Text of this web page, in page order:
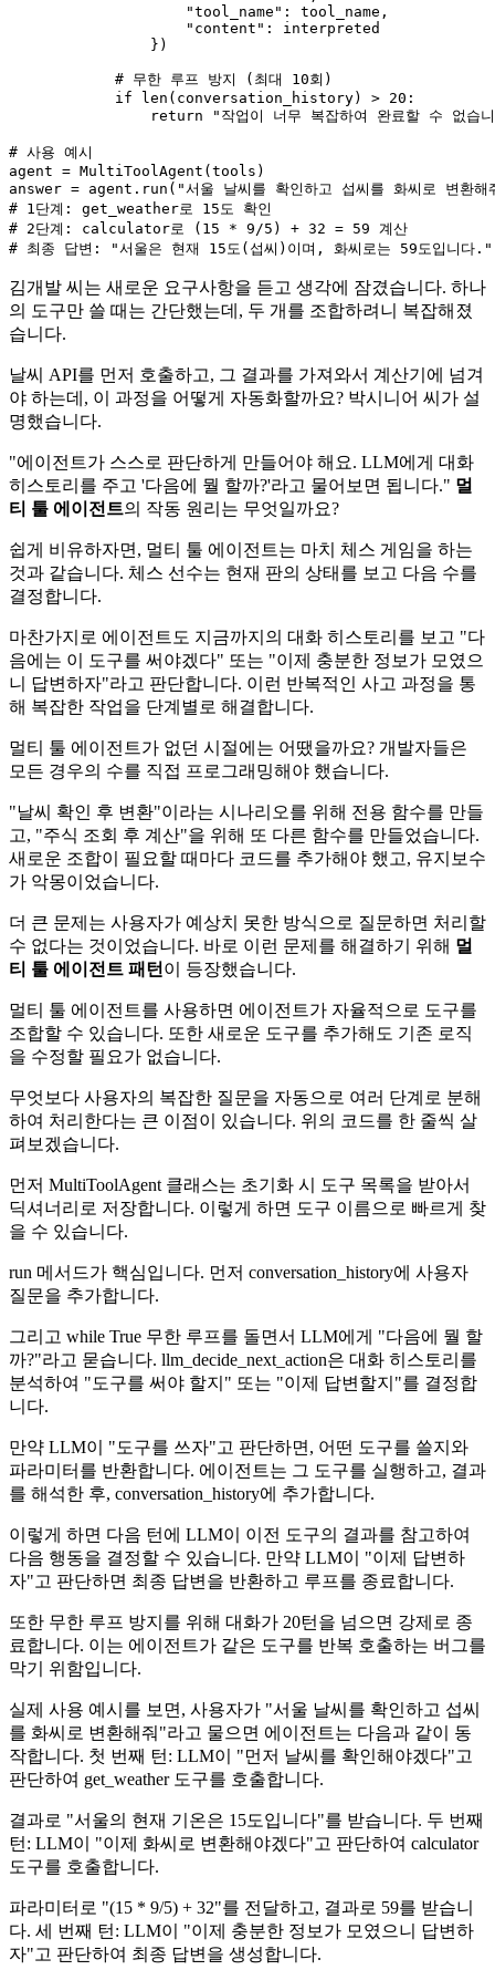
"tool_name" : tool_name,
"content" : interpreted
                })
# 무한 루프 방지 (최대 10회)
if
len (conversation_history) > 20 :
return
"작업이 너무 복잡하여 완료할 수 없습
# 사용 예시
agent = MultiToolAgent(tools)
answer = agent.run( "서울 날씨를 확인하고 섭씨를 화씨로 변환해
# 1단계: get_weather로 15도 확인
# 2단계: calculator로 (15 * 9/5) + 32 = 59 계산
# 최종 답변: "서울은 현재 15도(섭씨)이며, 화씨로는 59도입니다."
김개발 씨는 새로운 요구사항을 듣고 생각에 잠겼습니다. 하나
의 도구만 쓸 때는 간단했는데, 두 개를 조합하려니 복잡해졌
습니다.
날씨 API를 먼저 호출하고, 그 결과를 가져와서 계산기에 넘겨
야 하는데, 이 과정을 어떻게 자동화할까요? 박시니어 씨가 설
명했습니다.
"에이전트가 스스로 판단하게 만들어야 해요. LLM에게 대화
히스토리를 주고 '다음에 뭘 할까?'라고 물어보면 됩니다." 멀
티 툴 에이전트의 작동 원리는 무엇일까요?
쉽게 비유하자면, 멀티 툴 에이전트는 마치 체스 게임을 하는
것과 같습니다. 체스 선수는 현재 판의 상태를 보고 다음 수를
결정합니다.
마찬가지로 에이전트도 지금까지의 대화 히스토리를 보고 "다
음에는 이 도구를 써야겠다" 또는 "이제 충분한 정보가 모였으
니 답변하자"라고 판단합니다. 이런 반복적인 사고 과정을 통
해 복잡한 작업을 단계별로 해결합니다.
멀티 툴 에이전트가 없던 시절에는 어땠을까요? 개발자들은
모든 경우의 수를 직접 프로그래밍해야 했습니다.
"날씨 확인 후 변환"이라는 시나리오를 위해 전용 함수를 만들
고, "주식 조회 후 계산"을 위해 또 다른 함수를 만들었습니다.
새로운 조합이 필요할 때마다 코드를 추가해야 했고, 유지보수
가 악몽이었습니다.
더 큰 문제는 사용자가 예상치 못한 방식으로 질문하면 처리할
수 없다는 것이었습니다. 바로 이런 문제를 해결하기 위해 멀
티 툴 에이전트 패턴 이 등장했습니다.
멀티 툴 에이전트를 사용하면 에이전트가 자율적으로 도구를
조합할 수 있습니다. 또한 새로운 도구를 추가해도 기존 로직
을 수정할 필요가 없습니다.
무엇보다 사용자의 복잡한 질문을 자동으로 여러 단계로 분해
하여 처리한다는 큰 이점이 있습니다. 위의 코드를 한 줄씩 살
펴보겠습니다.
먼저 MultiToolAgent 클래스는 초기화 시 도구 목록을 받아서
딕셔너리로 저장합니다. 이렇게 하면 도구 이름으로 빠르게 찾
을 수 있습니다.
run 메서드가 핵심입니다. 먼저 conversation_history에 사용자
질문을 추가합니다.
그리고 while True 무한 루프를 돌면서 LLM에게 "다음에 뭘 할
까?"라고 묻습니다. llm_decide_next_action은 대화 히스토리를
분석하여 "도구를 써야 할지" 또는 "이제 답변할지"를 결정합
니다.
만약 LLM이 "도구를 쓰자"고 판단하면, 어떤 도구를 쓸지와
파라미터를 반환합니다. 에이전트는 그 도구를 실행하고, 결과
를 해석한 후, conversation_history에 추가합니다.
이렇게 하면 다음 턴에 LLM이 이전 도구의 결과를 참고하여
다음 행동을 결정할 수 있습니다. 만약 LLM이 "이제 답변하
자"고 판단하면 최종 답변을 반환하고 루프를 종료합니다.
또한 무한 루프 방지를 위해 대화가 20턴을 넘으면 강제로 종
료합니다. 이는 에이전트가 같은 도구를 반복 호출하는 버그를
막기 위함입니다.
실제 사용 예시를 보면, 사용자가 "서울 날씨를 확인하고 섭씨
를 화씨로 변환해줘"라고 물으면 에이전트는 다음과 같이 동
작합니다. 첫 번째 턴: LLM이 "먼저 날씨를 확인해야겠다"고
판단하여 get_weather 도구를 호출합니다.
결과로 "서울의 현재 기온은 15도입니다"를 받습니다. 두 번째
턴: LLM이 "이제 화씨로 변환해야겠다"고 판단하여 calculator
도구를 호출합니다.
파라미터로 "(15 * 9/5) + 32"를 전달하고, 결과로 59를 받습니
다. 세 번째 턴: LLM이 "이제 충분한 정보가 모였으니 답변하
자"고 판단하여 최종 답변을 생성합니다.